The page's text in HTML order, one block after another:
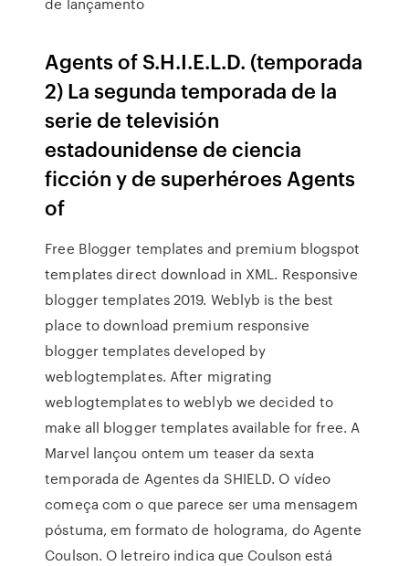
Agents of S.H.I.E.L.D. (temporada
2) La segunda temporada de la
serie de televisión
estadounidense de ciencia
ficción y de superhéroes Agents
of
Free Blogger templates and premium blogspot
templates direct download in XML. Responsive
blogger templates 2019. Weblyb is the best
place to download premium responsive
blogger templates developed by
weblogtemplates. After migrating
weblogtemplates to weblyb we decided to
make all blogger templates available for free. A
Marvel lançou ontem um teaser da sexta
temporada de Agentes da SHIELD. O vídeo
começa com o que parece ser uma mensagem
póstuma, em formato de holograma, do Agente
Coulson. O letreiro indica que Coulson está